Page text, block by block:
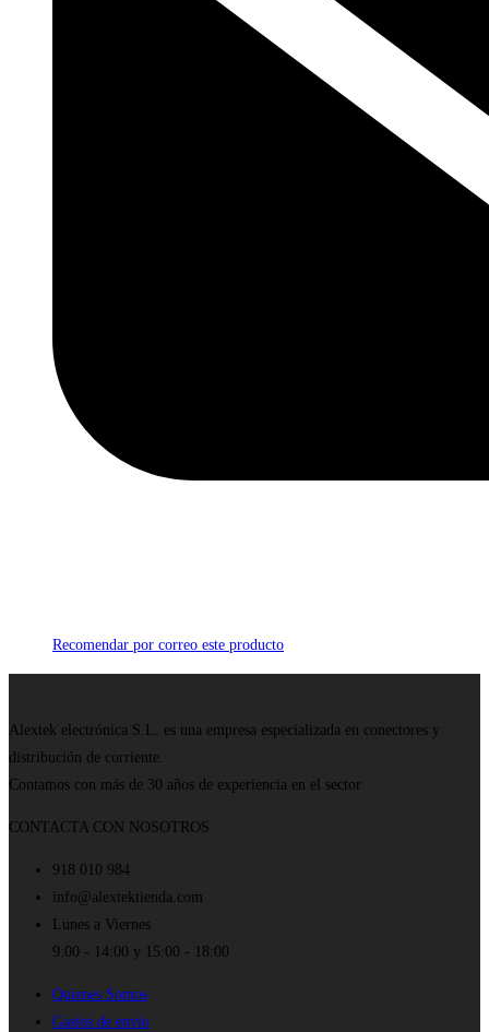
Recomendar por correo este producto
Alextek electrónica S.L. es una empresa especializada en conectores y
distribución de corriente.
Contamos con más de 30 años de experiencia en el sector
CONTACTA CON NOSOTROS
918 010 984
info@alextektienda.com
Lunes a Viernes
9:00 - 14:00 y 15:00 - 18:00
Quienes Somos
Gastos de envío